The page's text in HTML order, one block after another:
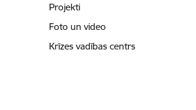
Projekti
Foto un video
Krīzes vadības centrs